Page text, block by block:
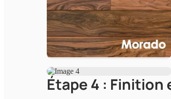
Étape 4 :